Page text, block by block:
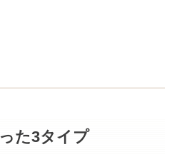
た3タイプ